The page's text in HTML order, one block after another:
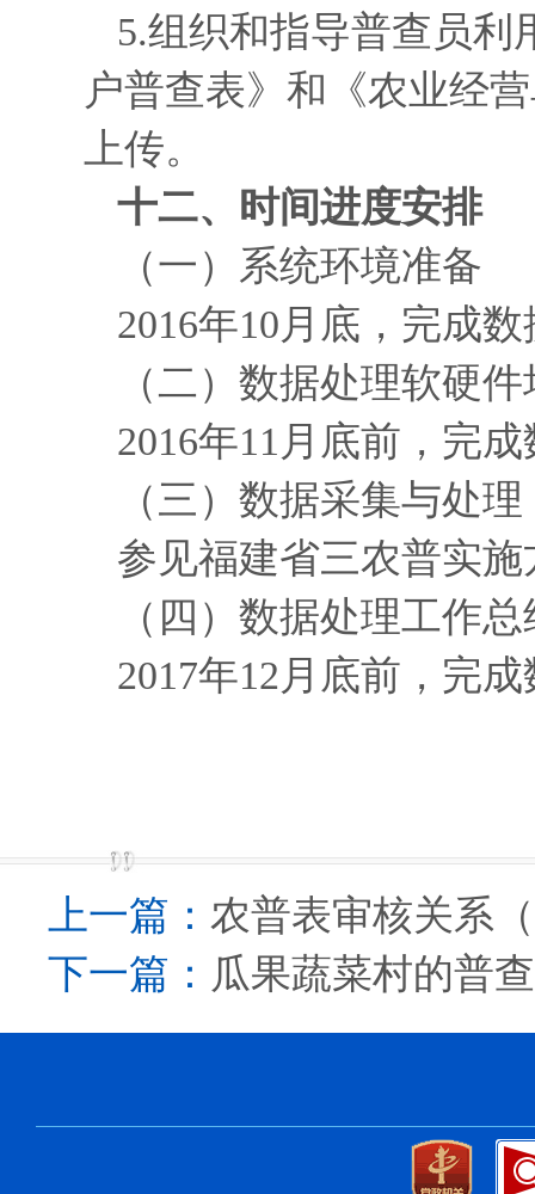
5.组织和指导普查员利
户普查表》和《农业经
上传。
十二、时间进度安排
（一）系统环境准备
2016年10月底，完成
（二）数据处理软硬
2016年11月底前，完
（三）数据采集与处理
参见福建省三农普实施
（四）数据处理工作总
2017年12月底前，完
上一篇： 农普表审核关系
下一篇： 瓜果蔬菜村的普